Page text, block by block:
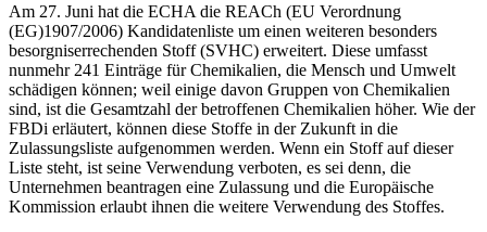
Am 27. Juni hat die ECHA die REACh (EU Verordnung
(EG)1907/2006) Kandidatenliste um einen weiteren besonders
besorgniserrechenden Stoff (SVHC) erweitert. Diese umfasst
nunmehr 241 Einträge für Chemikalien, die Mensch und Umwelt
schädigen können; weil einige davon Gruppen von Chemikalien
sind, ist die Gesamtzahl der betroffenen Chemikalien höher. Wie der
FBDi erläutert, können diese Stoffe in der Zukunft in die
Zulassungsliste aufgenommen werden. Wenn ein Stoff auf dieser
Liste steht, ist seine Verwendung verboten, es sei denn, die
Unternehmen beantragen eine Zulassung und die Europäische
Kommission erlaubt ihnen die weitere Verwendung des Stoffes.